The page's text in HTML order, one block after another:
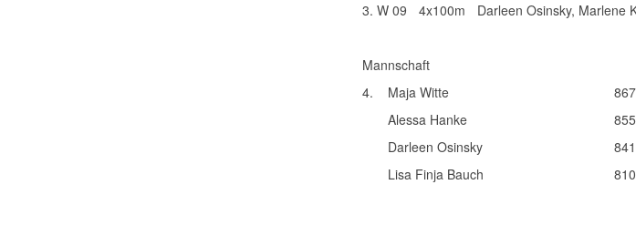
3. W 09
4x100m Darleen Osinsky, Marlene
Mannschaft
4.
Maja Witte
Alessa Hanke
Darleen Osinsky
Lisa Finja Bauch